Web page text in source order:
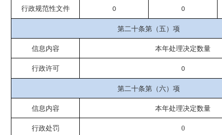
行政规范性文件 0 0
第二十条第（五）项
信息内容 本年处理决定数量
行政许可 0
第二十条第（六）项
信息内容 本年处理决定数量
行政处罚 0